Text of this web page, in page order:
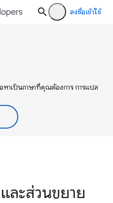
ลงชื่อเข้าใช้
หาเป็นภาษาที่คุณต้องการ การแปล
ละส่วนขยาย